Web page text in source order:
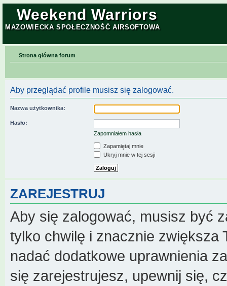
Weekend Warriors
MAZOWIECKA SPOŁECZNOŚĆ AIRSOFTOWA
Strona główna forum
Aby przeglądać profile musisz się zalogować.
Nazwa użytkownika:
Hasło:
Zapomniałem hasła
Zapamiętaj mnie
Ukryj mnie w tej sesji
ZAREJESTRUJ
Aby się zalogować, musisz być
tylko chwilę i znacznie zwiększa
nadać dodatkowe uprawnienia
się zarejestrujesz, upewnij się,